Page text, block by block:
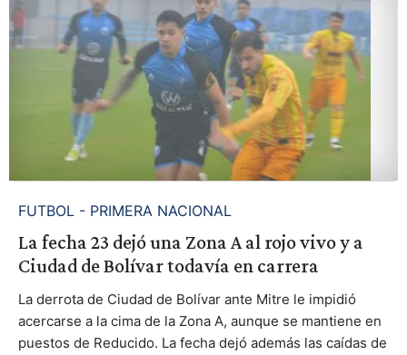
FUTBOL - PRIMERA NACIONAL
La fecha 23 dejó una Zona A al rojo vivo y a
Ciudad de Bolívar todavía en carrera
La derrota de Ciudad de Bolívar ante Mitre le impidió
acercarse a la cima de la Zona A, aunque se mantiene en
puestos de Reducido. La fecha dejó además las caídas de